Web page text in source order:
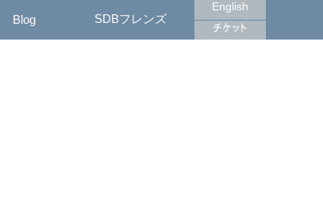
Blog SDBフレンズ
English